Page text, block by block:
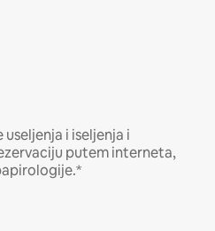
i iseljenja i
putem interneta,